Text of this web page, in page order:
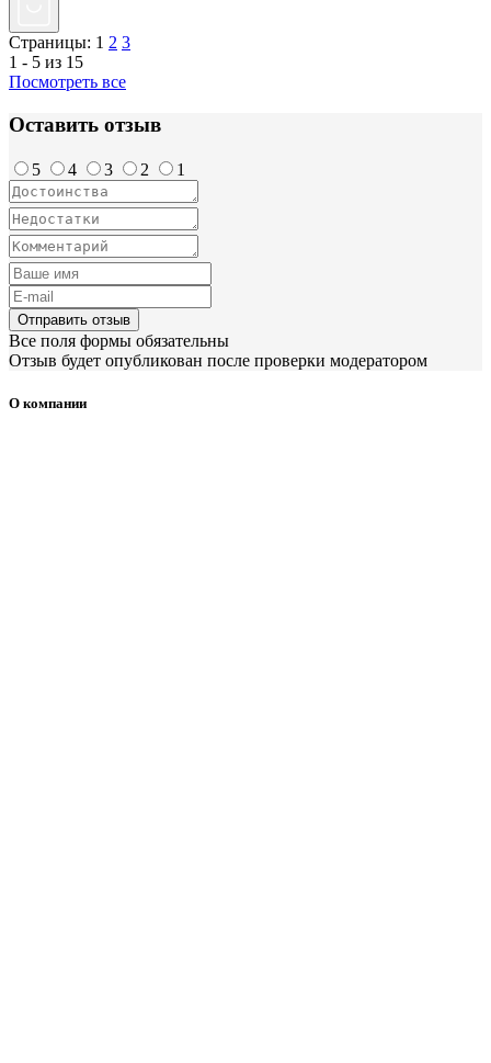
Страницы: 1 2 3
1 - 5 из 15
Посмотреть все
Оставить отзыв
5 4 3 2 1
Отправить отзыв
Все поля формы обязательны
Отзыв будет опубликован после проверки модератором
О компании